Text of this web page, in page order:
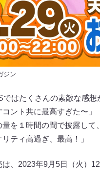
ジン
はたくさんの素敵な感想
コント共に最高すぎた〜」
量を１時間の間で披露し
リティ高過ぎ、最高！」
、2023年9月5日（火）